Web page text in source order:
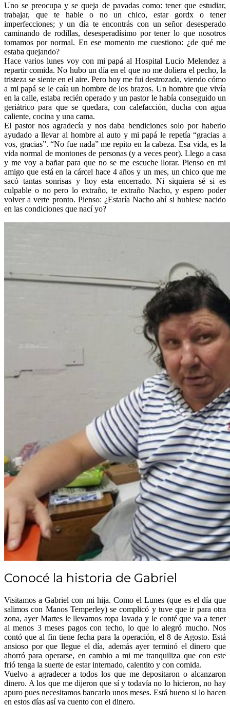
Uno se preocupa y se queja de pavadas como: tener que estudiar,
trabajar, que te hable o no un chico, estar gordx o tener
imperfecciones; y un día te encontrás con un señor desesperado
caminando de rodillas, desesperadísimo por tener lo que nosotros
tomamos por normal. En ese momento me cuestiono: ¿de qué me
estaba quejando?
Hace varios lunes voy con mi papá al Hospital Lucio Melendez a
repartir comida. No hubo un día en el que no me doliera el pecho, la
tristeza se siente en el aire. Pero hoy me fui destrozada, viendo cómo
a mi papá se le caía un hombre de los brazos. Un hombre que vivía
en la calle, estaba recién operado y un pastor le había conseguido un
geriátrico para que se quedara, con calefacción, ducha con agua
caliente, cocina y una cama.
El pastor nos agradecía y nos daba bendiciones solo por haberlo
ayudado a llevar al hombre al auto y mi papá le repetía “gracias a
vos, gracias”. “No fue nada” me repito en la cabeza. Esa vida, es la
vida normal de montones de personas (y a veces peor). Llego a casa
y me voy a bañar para que no se me escuche llorar. Pienso en mi
amigo que está en la cárcel hace 4 años y un mes, un chico que me
sacó tantas sonrisas y hoy esta encerrado. Ni siquiera sé si es
culpable o no pero lo extraño, te extraño Nacho, y espero poder
volver a verte pronto. Pienso: ¿Estaría Nacho ahí si hubiese nacido
en las condiciones que nací yo?
Conocé la historia de Gabriel
Visitamos a Gabriel con mi hija. Como el Lunes (que es el día que
salimos con Manos Temperley) se complicó y tuve que ir para otra
zona, ayer Martes le llevamos ropa lavada y le conté que va a tener
al menos 3 meses pagos con techo, lo que lo alegró mucho. Nos
contó que al fin tiene fecha para la operación, el 8 de Agosto. Está
ansioso por que llegue el día, además ayer terminó el dinero que
ahorró para operarse, en cambio a mi me tranquiliza que con este
frió tenga la suerte de estar internado, calentito y con comida.
Vuelvo a agradecer a todos los que me depositaron o alcanzaron
dinero. A los que me dijeron que sí y todavía no lo hicieron, no hay
apuro pues necesitamos bancarlo unos meses. Está bueno si lo hacen
en estos días así ya cuento con el dinero.